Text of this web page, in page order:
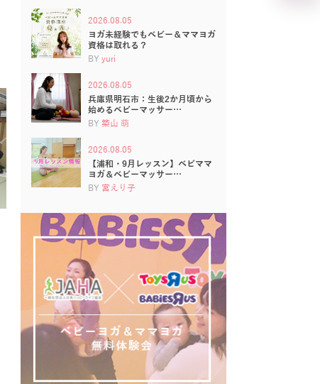
2026.08.05
ヨガ未経験でもベビー＆ママヨガ
資格は取れる？
BY yuri
2026.08.05
兵庫県明石市：生後2か月頃から
始めるベビーマッサー…
BY 築山 萌
2026.08.05
【浦和・9月レッスン】ベビママ
ヨガ＆ベビーマッサー…
BY 宮えり子